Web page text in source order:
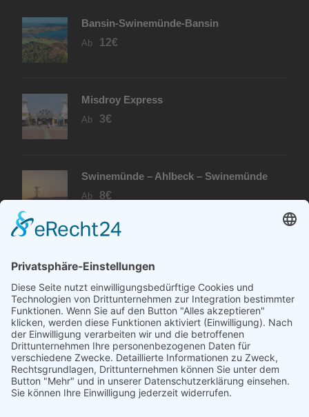
Bansin-Swinemünde-Bansin
Ab 12€
Misdroy Express
Ab 3€
Swinemünde – Ahlbeck – Swinemünde
Ab 8€